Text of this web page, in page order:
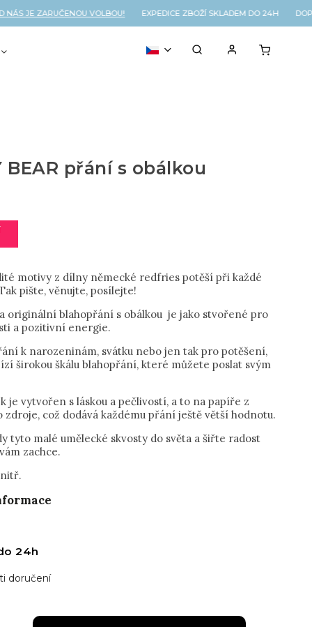
JE ZARUČENOU VOLBOU! EXPEDICE ZBOŽÍ SKLADEM DO 24H
BEAR přání s obálkou
motivy z dílny německé redfries potěší při každé
pište, věnujte, posílejte!
originální blahopřání s obálkou je jako stvořené pro
a pozitivní energie.
k narozeninám, svátku nebo jen tak pro potěšení,
širokou škálu blahopřání, které můžete poslat svým
je vytvořen s láskou a pečlivostí, a to na papíře z
což dodává každému přání ještě větší hodnotu.
tyto malé umělecké skvosty do světa a šiřte radost
zachce.
24h
doručení